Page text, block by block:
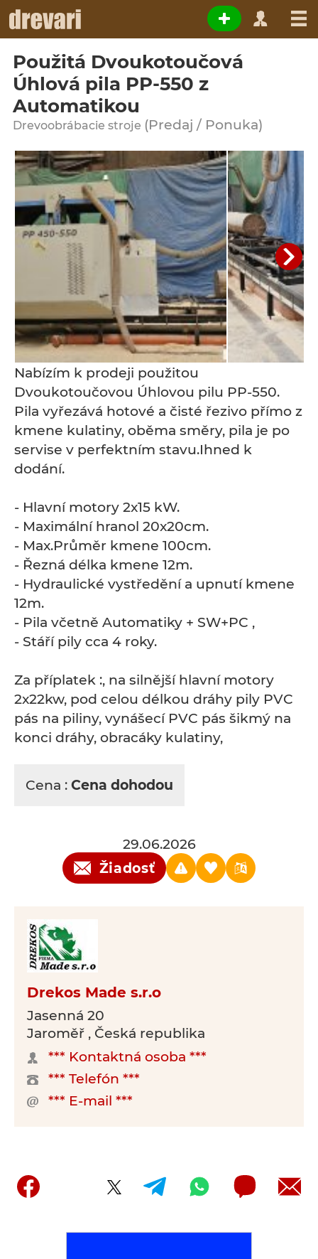
Použitá Dvoukotoučová
Úhlová pila PP-550 z
Automatikou
Drevoobrábacie stroje (Predaj / Ponuka)
Nabízím k prodeji použitou
Dvoukotoučovou Úhlovou pilu PP-550.
Pila vyřezává hotové a čisté řezivo přímo z
kmene kulatiny, oběma směry, pila je po
servise v perfektním stavu.Ihned k
dodání.
- Hlavní motory 2x15 kW.
- Maximální hranol 20x20cm.
- Max.Průměr kmene 100cm.
- Řezná délka kmene 12m.
- Hydraulické vystředění a upnutí kmene
12m.
- Pila včetně Automatiky + SW+PC ,
- Stáří pily cca 4 roky.
Za příplatek :, na silnější hlavní motory
2x22kw, pod celou délkou dráhy pily PVC
pás na piliny, vynášecí PVC pás šikmý na
konci dráhy, obracáky kulatiny,
Cena : Cena dohodou
29.06.2026
Žiadosť
Drekos Made s.r.o
Jasenná 20
Jaroměř , Česká republika
*** Kontaktná osoba ***
*** Telefón ***
*** E-mail ***